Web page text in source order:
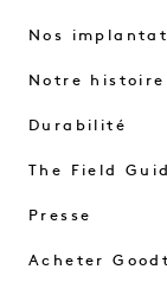
Nos
Notre histoire
Durabilité
The Field
Presse
Acheter